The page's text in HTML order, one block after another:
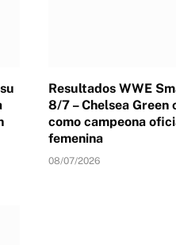
Resultados WWE
8/7 – Chelsea Green
como campeona
femenina
08/07/2026